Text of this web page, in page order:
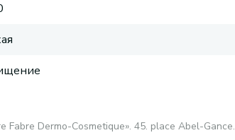
Fabre Dermo-Cosmetique». 45. place Abel-Gance.